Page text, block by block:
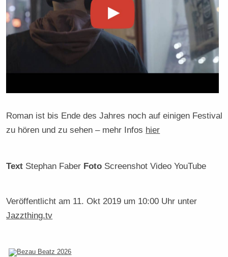
Roman ist bis Ende des Jahres noch auf einigen Festival
zu hören und zu sehen – mehr Infos hier
Text Stephan Faber Foto Screenshot Video YouTube
Veröffentlicht am 11. Okt 2019 um 10:00 Uhr unter
Jazzthing.tv